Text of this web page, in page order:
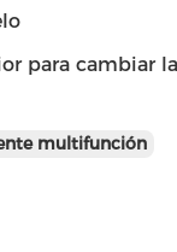
para cambiar
multifunción